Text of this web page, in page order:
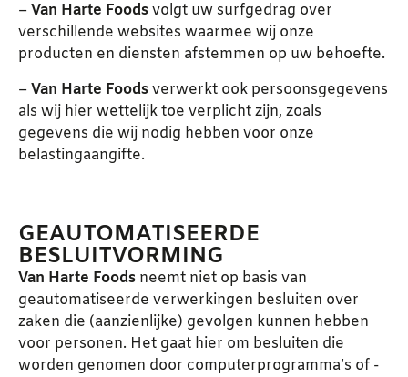
–Van Harte Foodsvolgt uw surfgedrag over
verschillende websites waarmee wij onze
producten en diensten afstemmen op uw behoefte.
–Van Harte Foodsverwerkt ook persoonsgegevens
als wij hier wettelijk toe verplicht zijn, zoals
gegevens die wij nodig hebben voor onze
belastingaangifte.
GEAUTOMATISEERDE
BESLUITVORMING
Van Harte Foods neemt niet op basis van
geautomatiseerde verwerkingen besluiten over
zaken die (aanzienlijke) gevolgen kunnen hebben
voor personen. Het gaat hier om besluiten die
worden genomen door computerprogramma’s of -